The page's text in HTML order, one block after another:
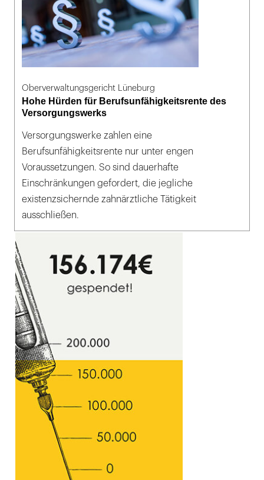
Oberverwaltungsgericht Lüneburg
Hohe Hürden für Berufsunfähigkeitsrente des
Versorgungswerks
Versorgungswerke zahlen eine
Berufsunfähigkeitsrente nur unter engen
Voraussetzungen. So sind dauerhafte
Einschränkungen gefordert, die jegliche
existenzsichernde zahnärztliche Tätigkeit
ausschließen.